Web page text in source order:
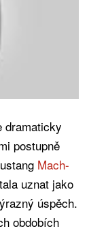
dramaticky
postupně
Mach-
uznat jako
úspěch.
obdobích